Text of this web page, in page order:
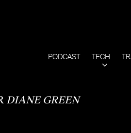
PODCAST TECH
DIANE GREEN